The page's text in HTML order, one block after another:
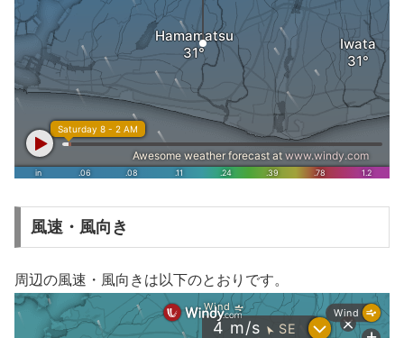
風速・風向き
周辺の風速・風向きは以下のとおりです。